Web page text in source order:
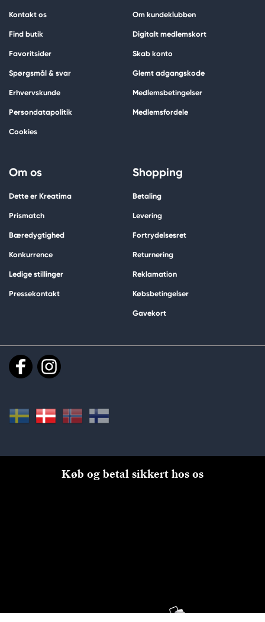
Kontakt os
Find butik
Favoritsider
Spørgsmål & svar
Erhvervskunde
Persondatapolitik
Cookies
Om kundeklubben
Digitalt medlemskort
Skab konto
Glemt adgangskode
Medlemsbetingelser
Medlemsfordele
Om os
Dette er Kreatima
Prismatch
Bæredygtighed
Konkurrence
Ledige stillinger
Pressekontakt
Shopping
Betaling
Levering
Fortrydelsesret
Returnering
Reklamation
Købsbetingelser
Gavekort
Køb og betal sikkert hos os